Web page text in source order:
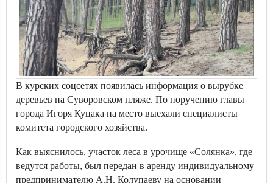
В курских соцсетях появилась информация о вырубке
деревьев на Суворовском пляже. По поручению главы
города Игоря Куцака на место выехали специалисты
комитета городского хозяйства.
Как выяснилось, участок леса в урочище «Солянка», где
ведутся работы, был передан в аренду индивидуальному
предпринимателю А.Н. Колупаеву на основании